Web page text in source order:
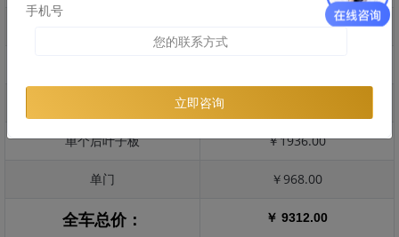
￥2140.00
单个后叶子板 ￥1936.00
单门 ￥968.00
全车总价： ￥ 9312.00
手机号
立即咨询